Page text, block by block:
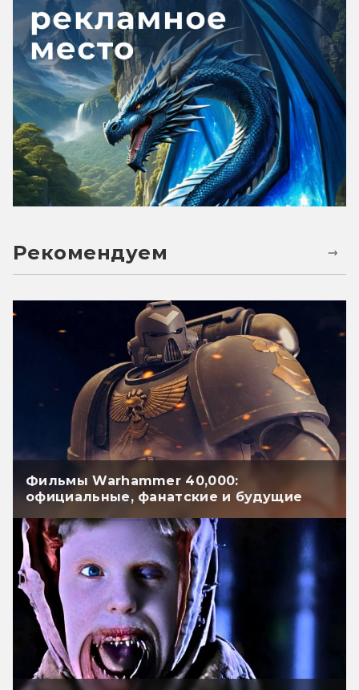
Рекомендуем
Фильмы Warhammer 40,000:
официальные, фанатские и будущие